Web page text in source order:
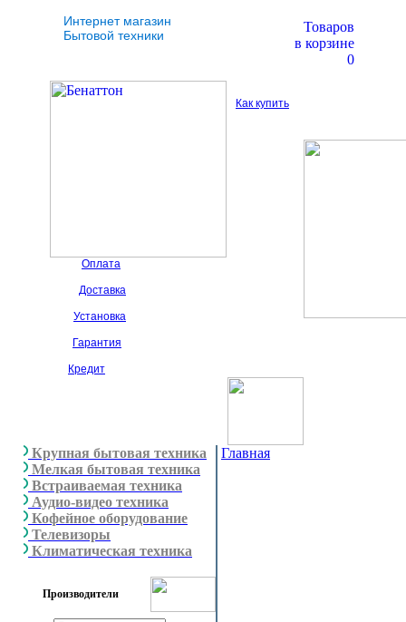
Интернет магазин
Бытовой техники
Товаров
в корзине
0
Как купить
Оплата
Доставка
Установка
Гарантия
Кредит
Крупная бытовая техника
Мелкая бытовая техника
Встраиваемая техника
Аудио-видео техника
Кофейное оборудование
Телевизоры
Климатическая техника
Производители
Главная